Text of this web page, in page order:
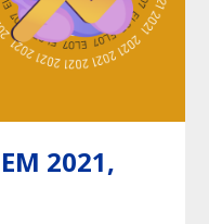
2021,